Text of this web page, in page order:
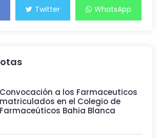
Twitter WhatsApp
Convocación a los Farmaceuticos
matriculados en el Colegio de
Farmaceúticos Bahia Blanca